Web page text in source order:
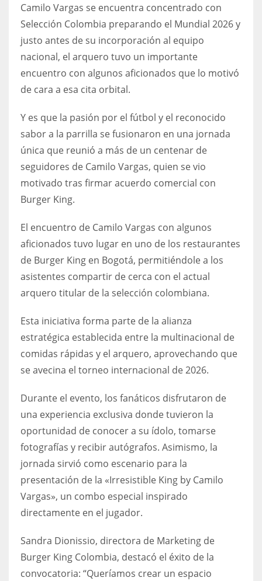
24
IND
34
MIN
24
PIT
NE
16
OAK
19
NYG
24
MIA
17
DAL
Camilo Vargas se encuentra concentrado con
Selección Colombia preparando el Mundial 2026 y
justo antes de su incorporación al equipo
nacional, el arquero tuvo un importante
encuentro con algunos aficionados que lo motivó
de cara a esa cita orbital.
Y es que la pasión por el fútbol y el reconocido
sabor a la parrilla se fusionaron en una jornada
única que reunió a más de un centenar de
seguidores de Camilo Vargas, quien se vio
motivado tras firmar acuerdo comercial con
Burger King.
El encuentro de Camilo Vargas con algunos
aficionados tuvo lugar en uno de los restaurantes
de Burger King en Bogotá, permitiéndole a los
asistentes compartir de cerca con el actual
arquero titular de la selección colombiana.
Esta iniciativa forma parte de la alianza
estratégica establecida entre la multinacional de
comidas rápidas y el arquero, aprovechando que
se avecina el torneo internacional de 2026.
Durante el evento, los fanáticos disfrutaron de
una experiencia exclusiva donde tuvieron la
oportunidad de conocer a su ídolo, tomarse
fotografías y recibir autógrafos. Asimismo, la
jornada sirvió como escenario para la
presentación de la «Irresistible King by Camilo
Vargas», un combo especial inspirado
directamente en el jugador.
Sandra Dionissio, directora de Marketing de
Burger King Colombia, destacó el éxito de la
convocatoria: “Queríamos crear un espacio